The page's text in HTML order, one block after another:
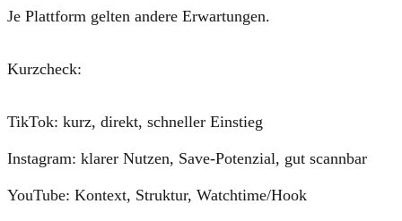
Je Plattform gelten andere Erwartungen.
Kurzcheck:
TikTok: kurz, direkt, schneller Einstieg
Instagram: klarer Nutzen, Save-Potenzial, gut scannbar
YouTube: Kontext, Struktur, Watchtime/Hook